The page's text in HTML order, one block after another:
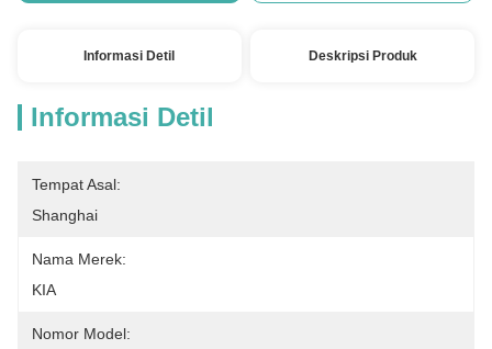
Informasi Detil Deskripsi Produk
Informasi Detil
Tempat Asal:
Shanghai
Nama Merek:
KIA
Nomor Model: